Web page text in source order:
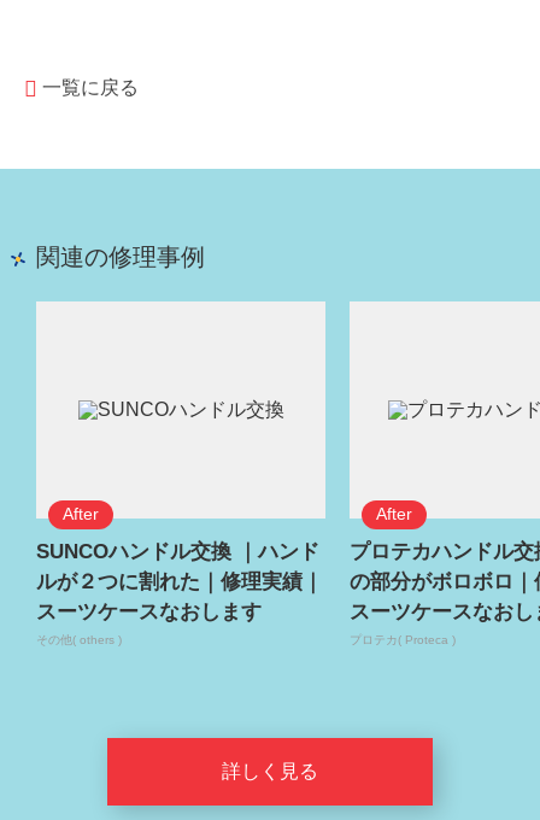
一覧に戻る
関連の修理事例
SUNCOハンドル交換 ｜ハンド
ルが２つに割れた｜修理実績｜
スーツケースなおします
その他( others )
プロテカハンドル
の部分がボロボロ｜
スーツケースなおし
プロテカ( Proteca )
詳しく見る